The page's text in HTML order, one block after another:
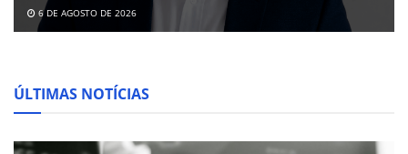
6 DE AGOSTO DE 2026
ÚLTIMAS NOTÍCIAS